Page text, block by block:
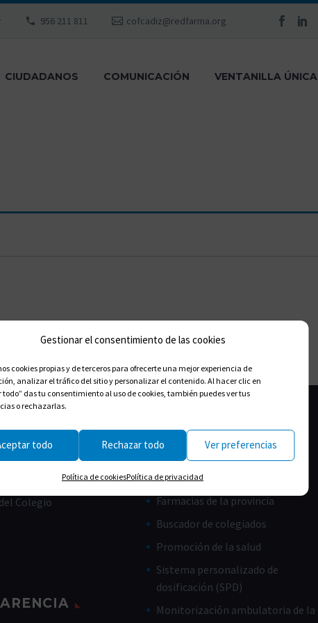
Gestionar el consentimiento de las cookies
cookies propias y de terceros para ofrecerte una mejor experiencia de
analizar el tráfico del sitio y personalizar el contenido. Al hacer clic en
todo” das tu consentimiento al uso de cookies, también puedes ver tus
o rechazarlas.
todo Rechazar todo Ver preferencias
Política de cookiesPolítica de privacidad
956 211 811 cofcadiz@redfarma.org
CIUDADANOS COMUNICACIÓN VENTANILLA ÚNICA
ÚTILES
Colegio
CIUDADANOS
Farmacias de guardia
Farmacias de la provincia
Buscador de colegiados
Promoción de la salud
Sistema personalizado de
dosificación (SPD)
Monitorización ambulatoria de la